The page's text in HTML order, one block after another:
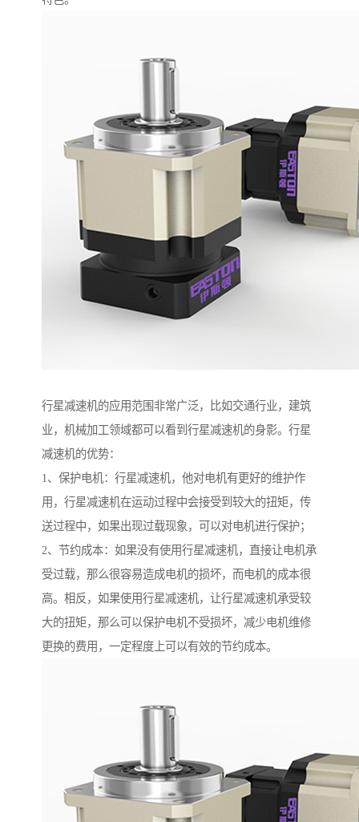
行星减速机的应用范围非常广泛，比如交通行业，建筑
业，机械加工领域都可以看到行星减速机的身影。行星
减速机的优势：
1、保护电机：行星减速机，他对电机有更好的维护作
用，行星减速机在运动过程中会接受到较大的扭矩，传
送过程中，如果出现过载现象，可以对电机进行保护；
2、节约成本：如果没有使用行星减速机，直接让电机承
受过载，那么很容易造成电机的损坏，而电机的成本很
高。相反，如果使用行星减速机，让行星减速机承受较
大的扭矩，那么可以保护电机不受损坏，减少电机维修
更换的费用，一定程度上可以有效的节约成本。